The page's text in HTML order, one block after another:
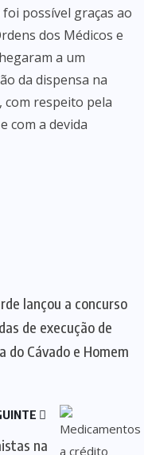
possível graças ao
dos Médicos e
a um
da dispensa na
com respeito pela
com a devida
lançou a concurso
de execução de
do Cávado e Homem
na